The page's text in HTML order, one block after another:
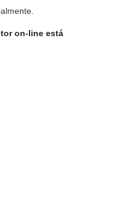
on-line está